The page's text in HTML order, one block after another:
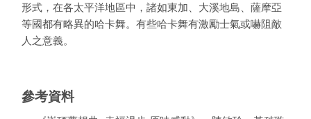
形式，在各太平洋地區中，諸如東加、大溪地島、薩摩亞
等國都有略異的哈卡舞。有些哈卡舞有激勵士氣或嚇阻敵
人之意義。
參考資料